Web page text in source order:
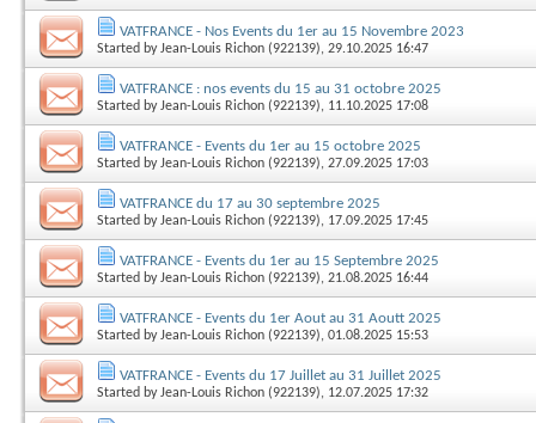
VATFRANCE - Nos Events du 1er au 15 Novembre 2023
Started byJean-Louis Richon (922139), 29.10.2025 16:47
VATFRANCE : nos events du 15 au 31 octobre 2025
Started byJean-Louis Richon (922139), 11.10.2025 17:08
VATFRANCE - Events du 1er au 15 octobre 2025
Started byJean-Louis Richon (922139), 27.09.2025 17:03
VATFRANCE du 17 au 30 septembre 2025
Started byJean-Louis Richon (922139), 17.09.2025 17:45
VATFRANCE - Events du 1er au 15 Septembre 2025
Started byJean-Louis Richon (922139), 21.08.2025 16:44
VATFRANCE - Events du 1er Aout au 31 Aoutt 2025
Started byJean-Louis Richon (922139), 01.08.2025 15:53
VATFRANCE - Events du 17 Juillet au 31 Juillet 2025
Started byJean-Louis Richon (922139), 12.07.2025 17:32